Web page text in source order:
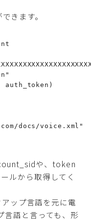
きます。
docs/voice.xml"
や、token
ルから取得してく
ップ言語を元に電
言語と言っても、形